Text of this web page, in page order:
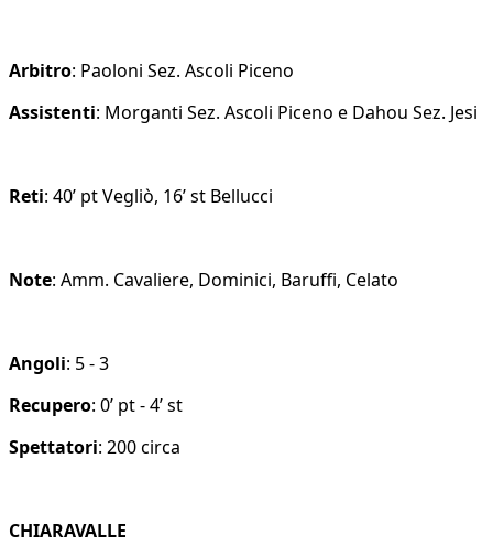
Arbitro: Paoloni Sez. Ascoli Piceno
Assistenti: Morganti Sez. Ascoli Piceno e Dahou Sez. Jesi
Reti: 40’ pt Vegliò, 16’ st Bellucci
Note: Amm. Cavaliere, Dominici, Baruffi, Celato
Angoli: 5 - 3
Recupero: 0’ pt - 4’ st
Spettatori: 200 circa
CHIARAVALLE